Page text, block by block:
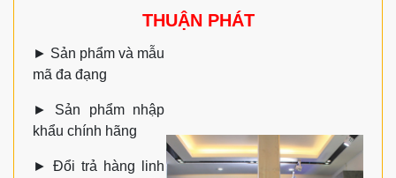
THUẬN PHÁT
► Sản phẩm và mẫu
mã đa đạng
► Sản phẩm nhập
khẩu chính hãng
► Đổi trả hàng linh